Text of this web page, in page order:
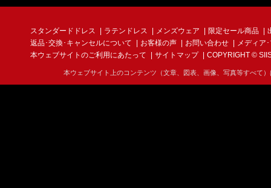
スタンダードドレス ラテンドレス メンズウェア 限定セール商品
返品･交換･キャンセルについて
お客様の声 お問い合わせ
メディア
本ウェブサイトのご利用にあたって
サイトマップ COPYRIGHT ©
本ウェブサイト上のコンテンツ（文章、図表、画像、写真等すべて